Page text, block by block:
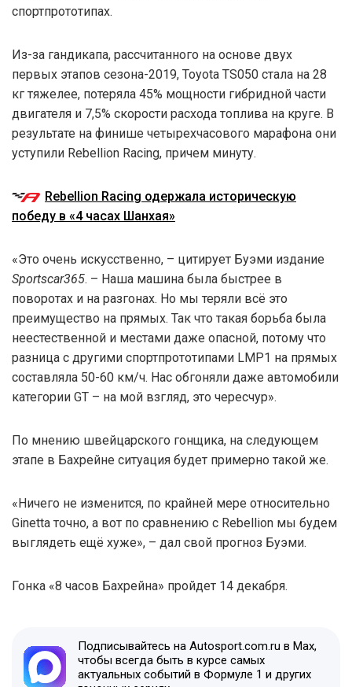
спортпрототипах.
Из-за гандикапа, рассчитанного на основе двух
первых этапов сезона-2019, Toyota TS050 стала на 28
кг тяжелее, потеряла 45% мощности гибридной части
двигателя и 7,5% скорости расхода топлива на круге. В
результате на финише четырехчасового марафона они
уступили Rebellion Racing, причем минуту.
Rebellion Racing одержала историческую
победу в «4 часах Шанхая»
«Это очень искусственно, – цитирует Буэми издание
Sportscar365. – Наша машина была быстрее в
поворотах и на разгонах. Но мы теряли всё это
преимущество на прямых. Так что такая борьба была
неестественной и местами даже опасной, потому что
разница с другими спортпрототипами LMP1 на прямых
составляла 50-60 км/ч. Нас обгоняли даже автомобили
категории GT – на мой взгляд, это чересчур».
По мнению швейцарского гонщика, на следующем
этапе в Бахрейне ситуация будет примерно такой же.
«Ничего не изменится, по крайней мере относительно
Ginetta точно, а вот по сравнению с Rebellion мы будем
выглядеть ещё хуже», – дал свой прогноз Буэми.
Гонка «8 часов Бахрейна» пройдет 14 декабря.
Подписывайтесь на Autosport.com.ru в Max,
чтобы всегда быть в курсе самых
актуальных событий в Формуле 1 и других